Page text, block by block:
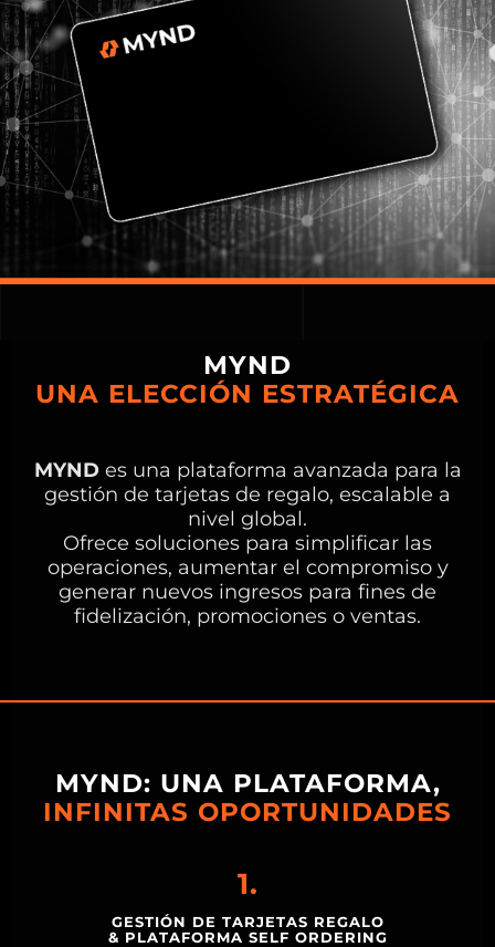
MYND
UNA ELECCIÓN ESTRATÉGICA
MYNDes una plataforma avanzada para la
gestión de tarjetas de regalo, escalable a
nivel global.
Ofrece soluciones para simplificar las
operaciones, aumentar el compromiso y
generar nuevos ingresos para fines de
fidelización, promociones o ventas.
MYND: UNA PLATAFORMA,
INFINITAS OPORTUNIDADES
1.
GESTIÓN DE TARJETAS REGALO
& PLATAFORMA SELF ORDERING